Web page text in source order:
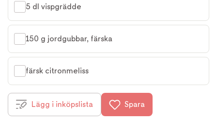
5 dl vispgrädde
150 g jordgubbar, färska
färsk citronmeliss
Lägg i inköpslista Spara